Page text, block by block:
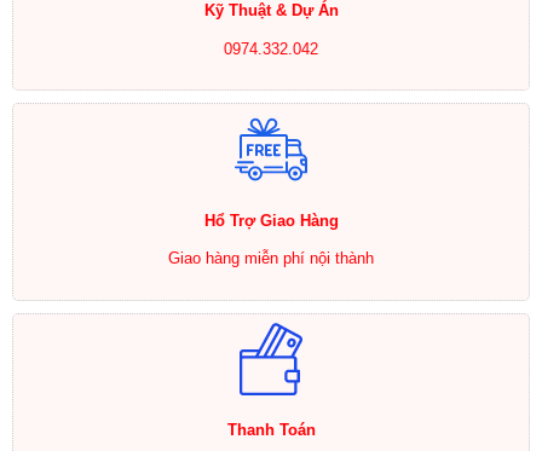
Kỹ Thuật & Dự Án
0974.332.042
Hổ Trợ Giao Hàng
Giao hàng miễn phí nội thành
Thanh Toán